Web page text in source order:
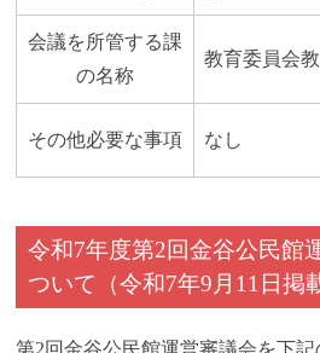
会議を所管する課
の名称
教育委員会
その他必要な事項 なし
令和7年度第2回金谷公民館
ついて（令和7年9月11日掲